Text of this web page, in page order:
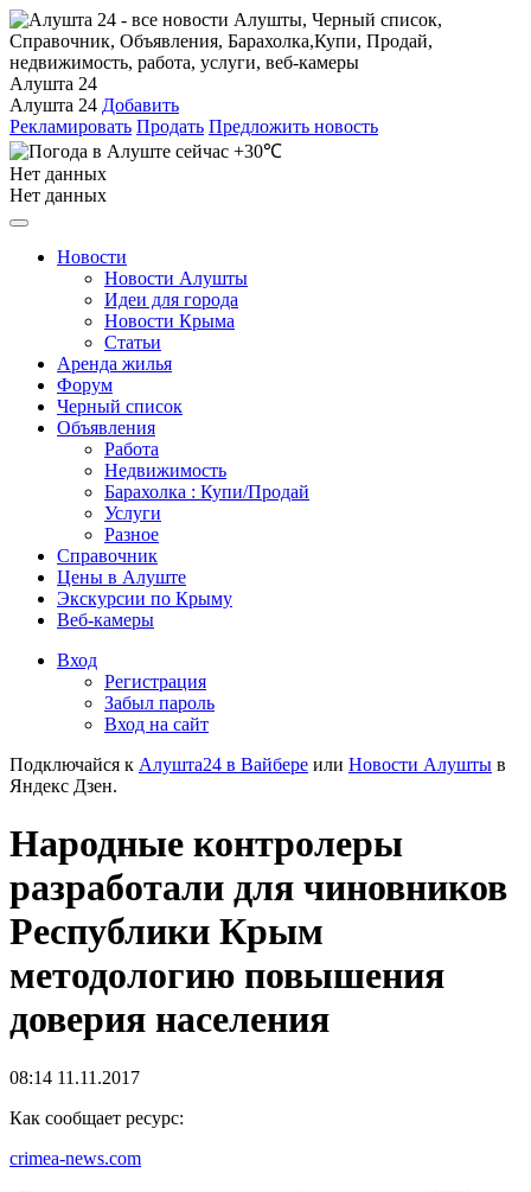
Алушта 24
Алушта 24 Добавить
Рекламировать Продать Предложить новость
+30℃
Нет данных
Нет данных
Новости
Новости Алушты
Идеи для города
Новости Крыма
Статьи
Аренда жилья
Форум
Черный список
Объявления
Работа
Недвижимость
Барахолка : Купи/Продай
Услуги
Разное
Справочник
Цены в Алуште
Экскурсии по Крыму
Веб-камеры
Вход
Регистрация
Забыл пароль
Вход на сайт
Подключайся к Алушта24 в Вайбере или Новости Алушты в
Яндекс Дзен.
Народные контролеры
разработали для чиновников
Республики Крым
методологию повышения
доверия населения
08:14 11.11.2017
Как сообщает ресурс:
crimea-news.com